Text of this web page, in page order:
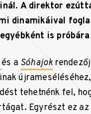
A direktor
dinamikáival
is
és a Sóhajok
tehetnénk fel,
Egyrészt ez